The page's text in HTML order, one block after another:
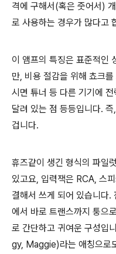
격에 구해서(혹은 줏어서)
로 사용하는 경우가 많다고
이 앰프의 특징은 표준적인
만, 비용 절감을 위해 쵸크
시면 튜너 등 다른 기기에
달려 있는 점 등등입니다.
겁니다.
휴즈같이 생긴 형식의 파일
있고요, 입력잭은 RCA, 스
결해서 쓰게 되어 있습니다.
에서 바로 트랜스까지 퉁으
로 간단하고 귀여운 구성입
gy, Maggie)라는 애칭으로